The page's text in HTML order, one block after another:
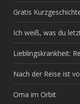
Gratis
Ich weiß, was du
Lieblingskrankheit:
Nach der Reise ist
Oma im Orbit